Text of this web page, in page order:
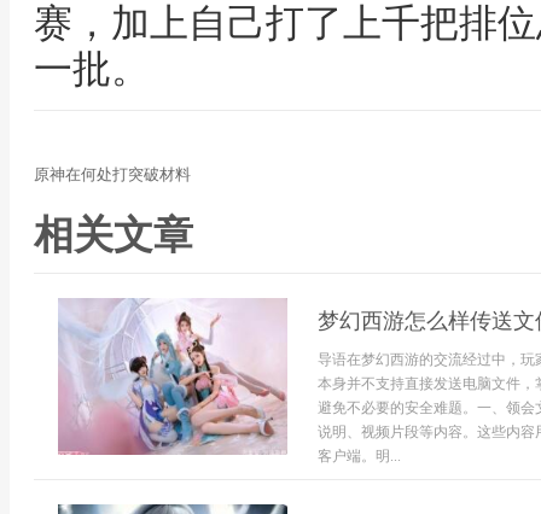
赛，加上自己打了上千把排
一批。
原神在何处打突破材料
相关文章
梦幻西游怎么样传送文
导语在梦幻西游的交流经过中，
本身并不支持直接发送电脑文件
避免不必要的安全难题。一、领
说明、视频片段等内容。这些内
客户端。明...